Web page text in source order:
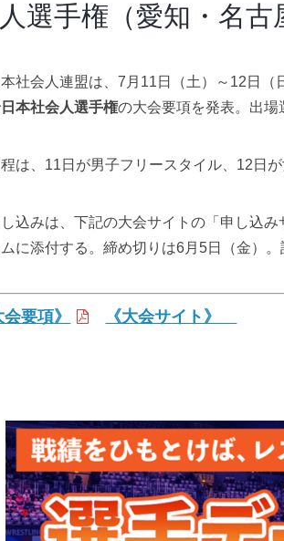
人選手権（愛知・名
社会人連盟は、7月11日（土）～12日（
本社会人選手権の大会要項を発表。出場
は、11日が男子フリースタイル、12日
込みは、下記の大会サイトの「申し込み
ムに添付する。締め切りは6月5日（金）
会要項》 《大会サイト》